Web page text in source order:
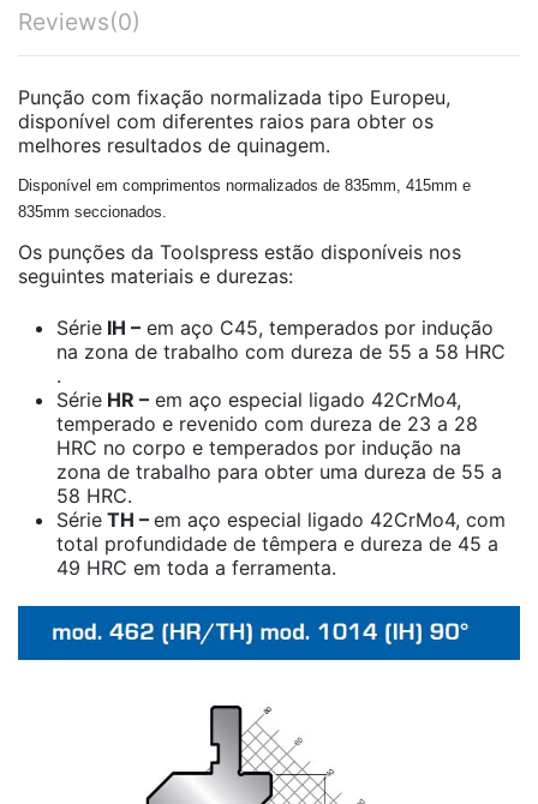
Reviews(0)
Punção com fixação normalizada tipo Europeu,
disponível com diferentes raios para obter os
melhores resultados de quinagem.
Disponível em comprimentos normalizados de 835mm, 415mm e
835mm seccionados.
Os punções da Toolspress estão disponíveis nos
seguintes materiais e durezas:
Série IH – em aço C45, temperados por indução
na zona de trabalho com dureza de 55 a 58 HRC
.
Série HR – em aço especial ligado 42CrMo4,
temperado e revenido com dureza de 23 a 28
HRC no corpo e temperados por indução na
zona de trabalho para obter uma dureza de 55 a
58 HRC.
Série TH – em aço especial ligado 42CrMo4, com
total profundidade de têmpera e dureza de 45 a
49 HRC em toda a ferramenta.